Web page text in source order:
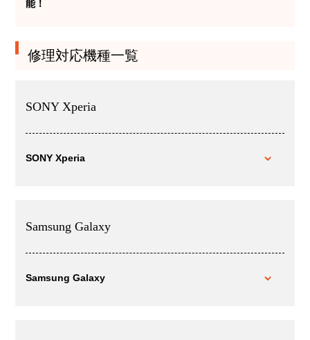
能！
修理対応機種一覧
SONY Xperia
SONY Xperia
Samsung Galaxy
Samsung Galaxy